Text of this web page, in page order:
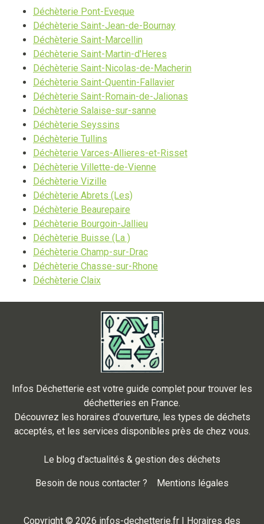
Déchèterie Pont-Eveque
Déchèterie Saint-Jean-de-Bournay
Déchèterie Saint-Marcellin
Déchèterie Saint-Martin-d'Heres
Déchèterie Saint-Nicolas-de-Macherin
Déchèterie Saint-Quentin-Fallavier
Déchèterie Saint-Romain-de-Jalionas
Déchèterie Salaise-sur-sanne
Déchèterie Seyssins
Déchèterie Tullins
Déchèterie Varces-Allieres-et-Risset
Déchèterie Villette-de-Vienne
Déchèterie Vizille
Déchèterie Abrets (Les)
Déchèterie Beaurepaire
Déchèterie Bourgoin-Jallieu
Déchèterie Buisse (La )
Déchèterie Champ-sur-Drac
Déchèterie Chasse-sur-Rhone
Déchèterie Claix
Infos Déchetterie est votre guide complet pour trouver les
déchetteries en France.
Découvrez les horaires d'ouverture, les types de déchets
acceptés, et les services disponibles près de chez vous.
Le blog d'actualités & gestion des déchets
Besoin de nous contacter ? Mentions légales
Copyright © 2026 infos-dechetterie.fr | Horaires des